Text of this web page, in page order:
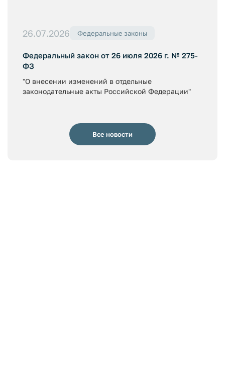
26.07.2026 Федеральные законы
Федеральный закон от 26 июля 2026 г. № 275-
ФЗ
"О внесении изменений в отдельные
законодательные акты Российской Федерации"
Все новости